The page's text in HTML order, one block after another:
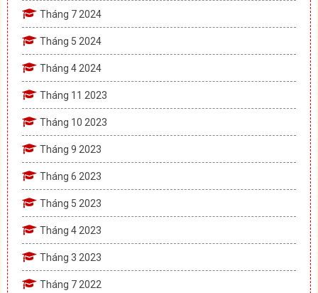
Tháng 7 2024
Tháng 5 2024
Tháng 4 2024
Tháng 11 2023
Tháng 10 2023
Tháng 9 2023
Tháng 6 2023
Tháng 5 2023
Tháng 4 2023
Tháng 3 2023
Tháng 7 2022